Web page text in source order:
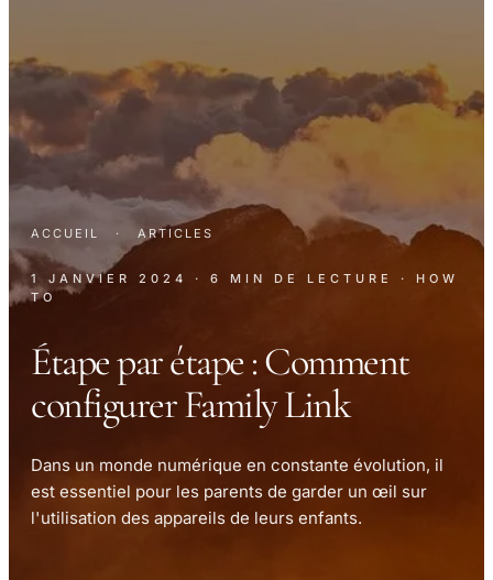
ACCUEIL · ARTICLES
1 JANVIER 2024 · 6 MIN DE LECTURE
· HOW
TO
Étape par étape : Comment
configurer Family Link
Dans un monde numérique en constante évolution, il
est essentiel pour les parents de garder un œil sur
l'utilisation des appareils de leurs enfants.